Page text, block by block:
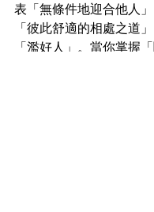
表「無條件地迎合他人」
「彼此舒適的相處之道」
「濫好人」。當你掌握